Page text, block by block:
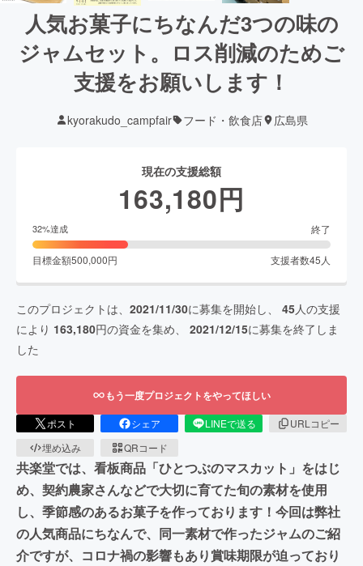
人気お菓子にちなんだ3つの味の
ジャムセット。ロス削減のためご
支援をお願いします！
kyorakudo_campfair フード・飲食店 広島県
現在の支援総額
163,180円
32%達成 終了
目標金額500,000円 支援者数45 人
このプロジェクトは、 2021/11/30に募集を開始し、 45人の支援
により 163,180円の資金を集め、 2021/12/15に募集を終了しま
した
もう一度プロジェクトをやってほしい
ポスト シェア LINEで送る
URLコピー
埋め込み
QRコード
共楽堂では、看板商品「ひとつぶのマスカット」をはじ
め、契約農家さんなどで大切に育てた旬の素材を使用
し、季節感のあるお菓子を作っております！今回は弊社
の人気商品にちなんで、同一素材で作ったジャムのご紹
介ですが、コロナ禍の影響もあり賞味期限が迫っており